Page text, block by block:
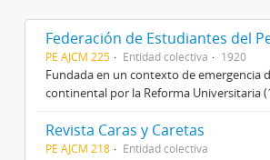
Federación de Estudiantes del
PE AJCM 225 Entidad colectiva 1920
Fundada en un contexto de emergencia
continental por la Reforma Universitaria
Revista Caras y Caretas
PE AJCM 218 Entidad colectiva